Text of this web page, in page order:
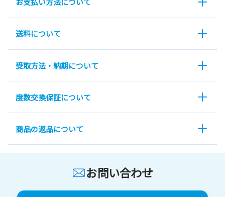
送料について
受取方法・納期について
度数交換保証について
商品の返品について
お問い合わせ